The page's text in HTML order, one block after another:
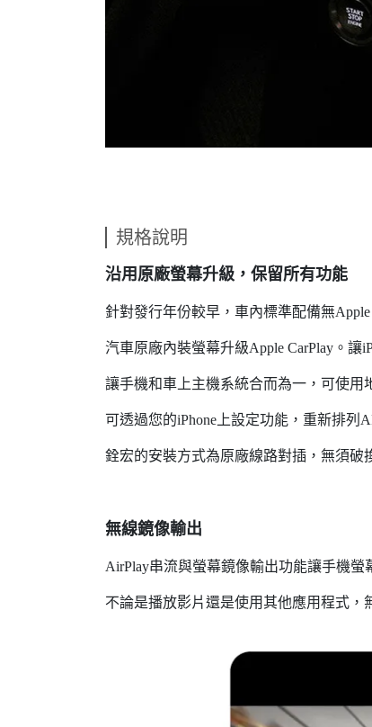
規格說明
沿用原廠螢幕升級，保留所有功能
針對發行年份較早，車內標準配備無
汽車原廠內裝螢幕升級Apple CarPlay。讓
讓手機和車上主機系統合而為一，可使用
可透過您的iPhone上設定功能，重新排列
銓宏的安裝方式為原廠線路對插，無須破
無線鏡像輸出
AirPlay串流與螢幕鏡像輸出功能讓手機螢
不論是播放影片還是使用其他應用程式，